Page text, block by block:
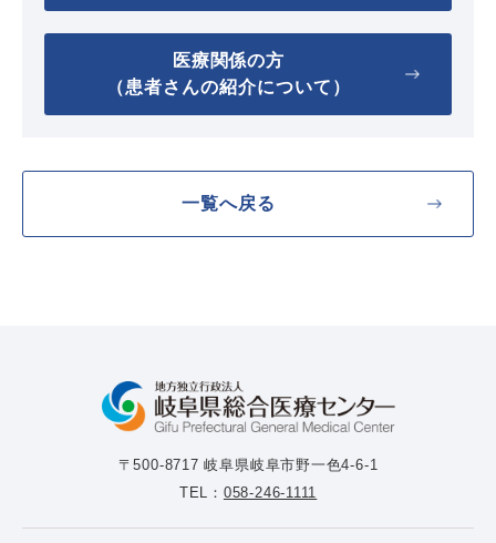
医療関係の方
（患者さんの紹介について）
一覧へ戻る
〒500-8717 岐阜県岐阜市野一色4-6-1
TEL： 058-246-1111